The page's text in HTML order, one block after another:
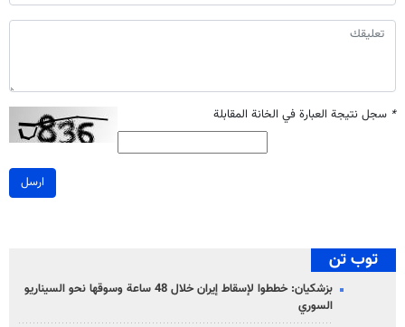
* سجل نتيجة العبارة في الخانة المقابلة
ارسل
توب تن
بزشكيان: خططوا لإسقاط إيران خلال 48 ساعة وسوقها نحو السيناريو
السوري